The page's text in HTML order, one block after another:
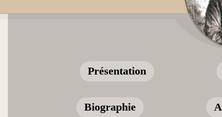
Présentation
Biographie